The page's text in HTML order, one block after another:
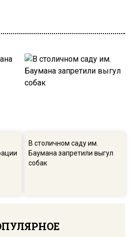
В столичном саду им.
Баумана запретили выгул
собак